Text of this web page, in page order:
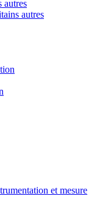
autres
autres
et mesure